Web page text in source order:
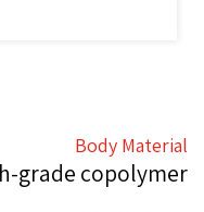
Body Material
grade copolymer.